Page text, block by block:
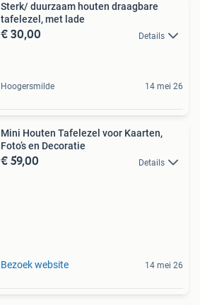
Sterk/ duurzaam houten draagbare
tafelezel, met lade
€ 30,00 Details
Hoogersmilde 14 mei 26
Mini Houten Tafelezel voor Kaarten,
Foto’s en Decoratie
€ 59,00 Details
Bezoek website 14 mei 26